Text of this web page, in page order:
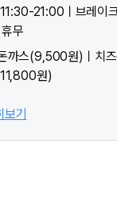
21:00ㅣ브레이
무
까스(9,500원)ㅣ치
원)
기